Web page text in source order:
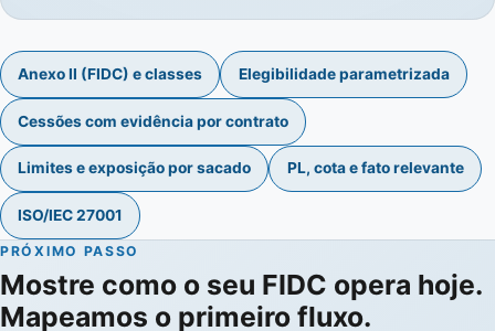
Anexo II (FIDC) e classes Elegibilidade parametrizada
Cessões com evidência por contrato
Limites e exposição por sacado PL, cota e fato relevante
ISO/IEC 27001
PRÓXIMO PASSO
Mostre como o seu FIDC opera hoje.
Mapeamos o primeiro fluxo.